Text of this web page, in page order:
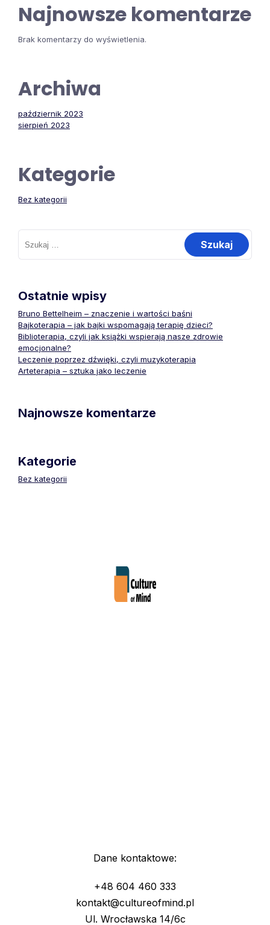
Najnowsze komentarze
Brak komentarzy do wyświetlenia.
Archiwa
październik 2023
sierpień 2023
Kategorie
Bez kategorii
Szukaj:
Ostatnie wpisy
Bruno Bettelheim – znaczenie i wartości baśni
Bajkoterapia – jak bajki wspomagają terapię dzieci?
Biblioterapia, czyli jak książki wspierają nasze zdrowie
emocjonalne?
Leczenie poprzez dźwięki, czyli muzykoterapia
Arteterapia – sztuka jako leczenie
Najnowsze komentarze
Kategorie
Bez kategorii
Dane kontaktowe:
+48 604 460 333
kontakt@cultureofmind.pl
Ul. Wrocławska 14/6c